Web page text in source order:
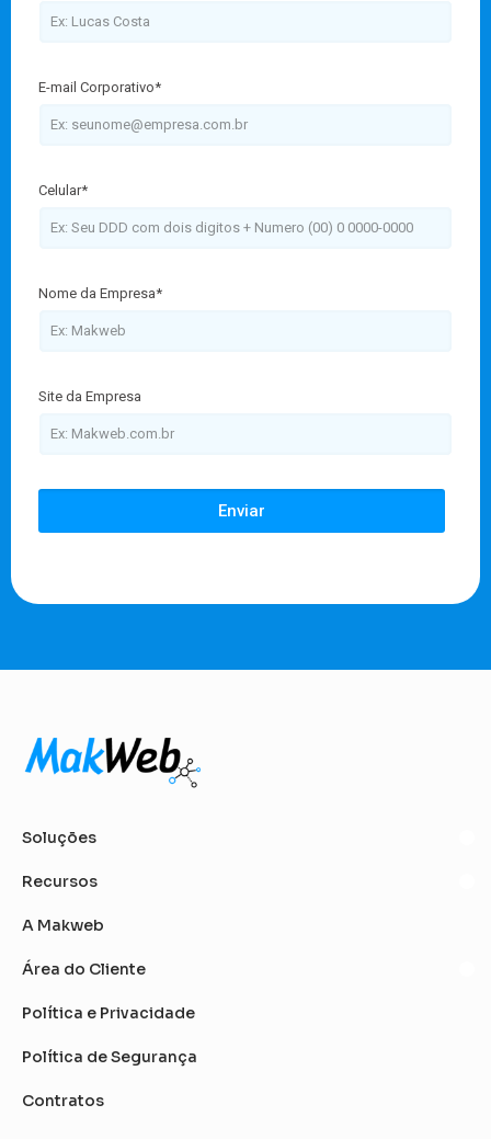
E-mail Corporativo*
Celular*
Nome da Empresa*
Site da Empresa
Enviar
Soluções
Recursos
A Makweb
Área do Cliente
Política e Privacidade
Política de Segurança
Contratos